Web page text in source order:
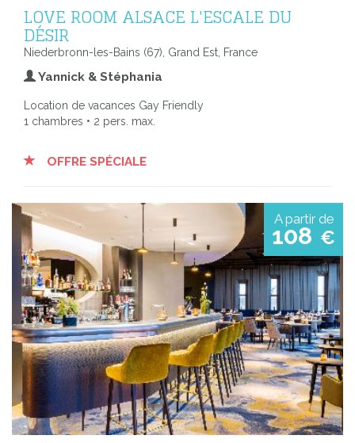
LOVE ROOM ALSACE L'ESCALE DU
DÉSIR
Niederbronn-les-Bains (67), Grand Est, France
Yannick & Stéphania
Location de vacances Gay Friendly
1 chambres • 2 pers. max.
OFFRE SPÉCIALE
A partir de
108 €